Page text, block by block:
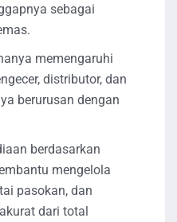
sebagai
memengaruhi
distributor, dan
berurusan dengan
berdasarkan
mengelola
pasokan, dan
dari total